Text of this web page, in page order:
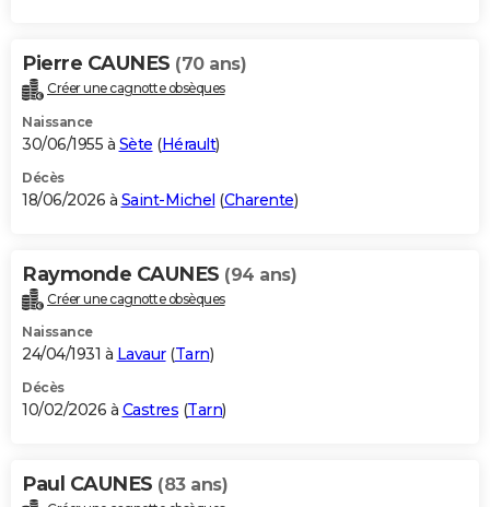
Pierre CAUNES (70 ans)
Créer une cagnotte obsèques
Naissance
30/06/1955 à Sète (Hérault)
Décès
18/06/2026 à Saint-Michel (Charente)
Raymonde CAUNES (94 ans)
Créer une cagnotte obsèques
Naissance
24/04/1931 à Lavaur(Tarn)
Décès
10/02/2026 à Castres (Tarn)
Paul CAUNES (83 ans)